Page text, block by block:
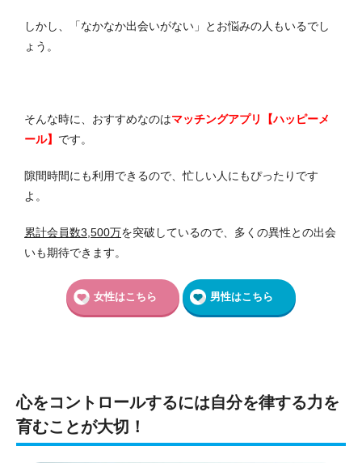
しかし、「なかなか出会いがない」とお悩みの人もいるでし
ょう。
そんな時に、おすすめなのはマッチングアプリ【ハッピーメ
ール】 です。
隙間時間にも利用できるので、忙しい人にもぴったりです
よ。
累計会員数3,500万を突破しているので、多くの異性との出会
いも期待できます。
女性はこちら 男性はこちら
心をコントロールするには自分を律する力を
育むことが大切！